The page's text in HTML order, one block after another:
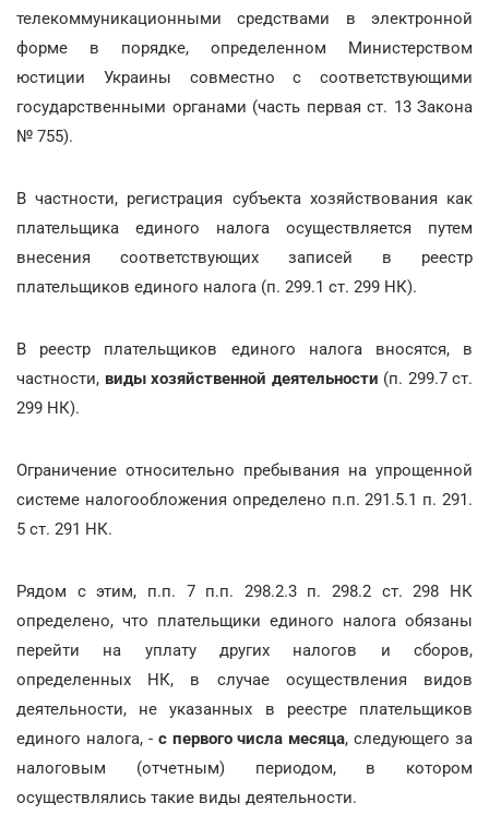
телекоммуникационными средствами в электронной
форме в порядке, определенном Министерством
юстиции Украины совместно с соответствующими
государственными органами (часть первая ст. 13 Закона
№ 755).
В частности, регистрация субъекта хозяйствования как
плательщика единого налога осуществляется путем
внесения соответствующих записей в реестр
плательщиков единого налога (п. 299.1 ст. 299 НК).
В реестр плательщиков единого налога вносятся, в
частности, виды хозяйственной деятельности (п. 299.7 ст.
299 НК).
Ограничение относительно пребывания на упрощенной
системе налогообложения определено п.п. 291.5.1 п. 291.
5 ст. 291 НК.
Рядом с этим, п.п. 7 п.п. 298.2.3 п. 298.2 ст. 298 НК
определено, что плательщики единого налога обязаны
перейти на уплату других налогов и сборов,
определенных НК, в случае осуществления видов
деятельности, не указанных в реестре плательщиков
единого налога, - с первого числа месяца, следующего за
налоговым (отчетным) периодом, в котором
осуществлялись такие виды деятельности.